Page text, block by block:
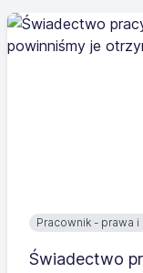
Pracownik - prawa
Świadectwo